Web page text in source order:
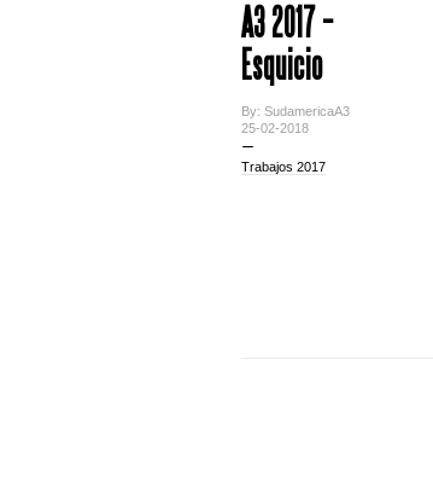
A3 2017 –
Esquicio
By: SudamericaA3
25-02-2018
Trabajos 2017